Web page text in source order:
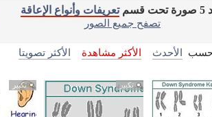
قسم
تعريفات وأنواع الإعاقة
تصفح جميع الصور
حسب الأحدث الأكثر مشاهدة الأكثر تصويتا
تكبير تكبير